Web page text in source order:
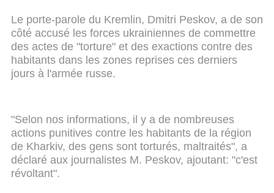
Le porte-parole du Kremlin, Dmitri Peskov, a de son
côté accusé les forces ukrainiennes de commettre
des actes de "torture" et des exactions contre des
habitants dans les zones reprises ces derniers
jours à l'armée russe.
"Selon nos informations, il y a de nombreuses
actions punitives contre les habitants de la région
de Kharkiv, des gens sont torturés, maltraités", a
déclaré aux journalistes M. Peskov, ajoutant: "c'est
révoltant".